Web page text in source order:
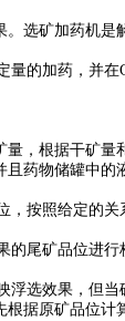
选矿加药机
的加药，并
，根据干矿
药物储罐中的
按照给定的关
尾矿品位进行
选效果，但
据原矿品位